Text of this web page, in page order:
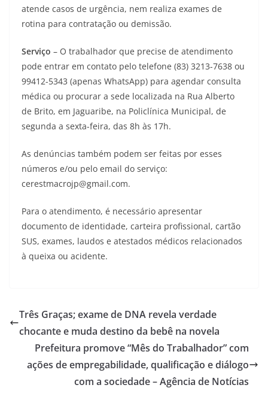
atende casos de urgência, nem realiza exames de
rotina para contratação ou demissão.
Serviço – O trabalhador que precise de atendimento
pode entrar em contato pelo telefone (83) 3213-7638 ou
99412-5343 (apenas WhatsApp) para agendar consulta
médica ou procurar a sede localizada na Rua Alberto
de Brito, em Jaguaribe, na Policlínica Municipal, de
segunda a sexta-feira, das 8h às 17h.
As denúncias também podem ser feitas por esses
números e/ou pelo email do serviço:
cerestmacrojp@gmail.com.
Para o atendimento, é necessário apresentar
documento de identidade, carteira profissional, cartão
SUS, exames, laudos e atestados médicos relacionados
à queixa ou acidente.
Três Graças; exame de DNA revela verdade
chocante e muda destino da bebê na novela
Prefeitura promove “Mês do Trabalhador” com
ações de empregabilidade, qualificação e diálogo
com a sociedade – Agência de Notícias